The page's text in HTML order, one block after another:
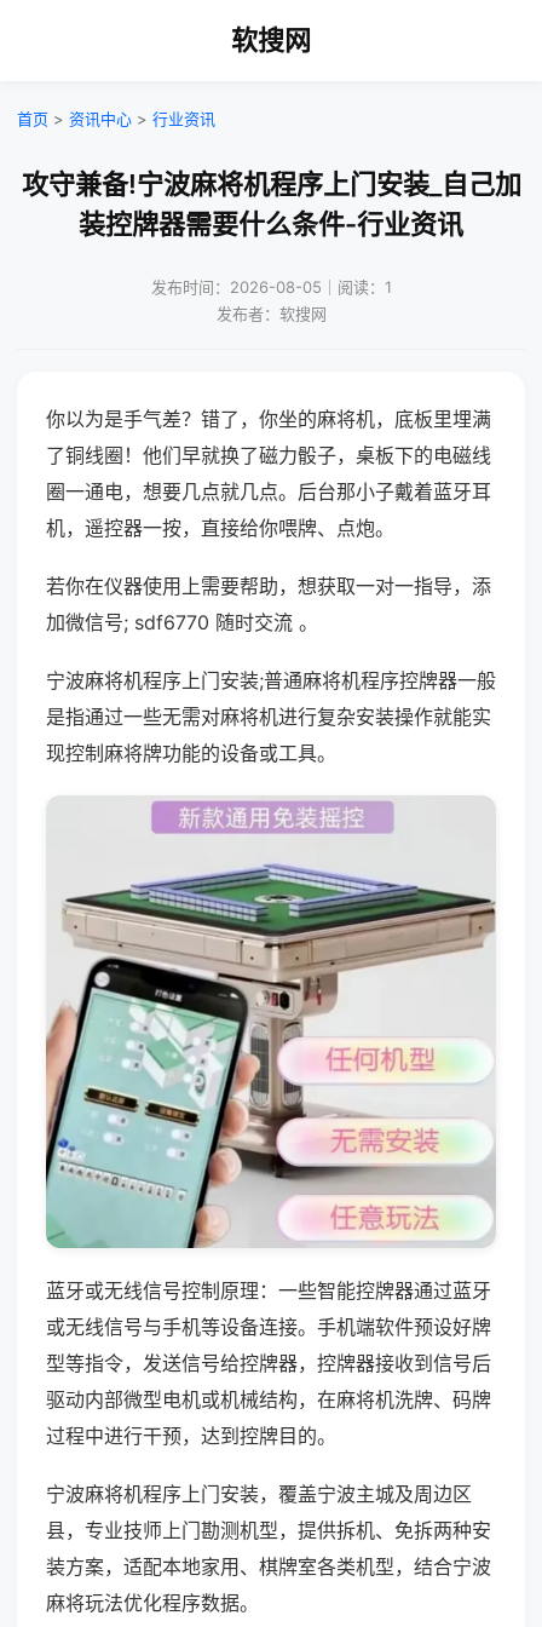
软搜网
首页 > 资讯中心 > 行业资讯
攻守兼备!宁波麻将机程序上门安装_自己加
装控牌器需要什么条件-行业资讯
发布时间：2026-08-05｜阅读：1
发布者：软搜网
你以为是手气差？错了，你坐的麻将机，底板里埋满
了铜线圈！他们早就换了磁力骰子，桌板下的电磁线
圈一通电，想要几点就几点。后台那小子戴着蓝牙耳
机，遥控器一按，直接给你喂牌、点炮。
若你在仪器使用上需要帮助，想获取一对一指导，添
加微信号; sdf6770 随时交流 。
宁波麻将机程序上门安装;普通麻将机程序控牌器一般
是指通过一些无需对麻将机进行复杂安装操作就能实
现控制麻将牌功能的设备或工具。
蓝牙或无线信号控制原理：一些智能控牌器通过蓝牙
或无线信号与手机等设备连接。手机端软件预设好牌
型等指令，发送信号给控牌器，控牌器接收到信号后
驱动内部微型电机或机械结构，在麻将机洗牌、码牌
过程中进行干预，达到控牌目的。
宁波麻将机程序上门安装，覆盖宁波主城及周边区
县，专业技师上门勘测机型，提供拆机、免拆两种安
装方案，适配本地家用、棋牌室各类机型，结合宁波
麻将玩法优化程序数据。